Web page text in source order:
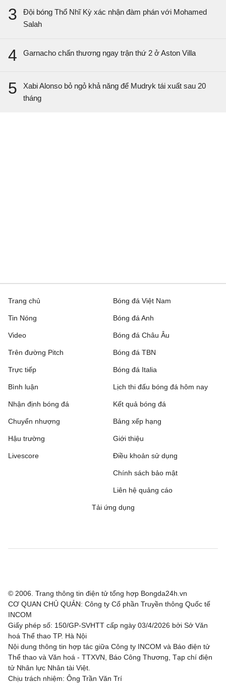
3
Đội bóng Thổ Nhĩ Kỳ xác nhận đàm phán với Mohamed
Salah
4 Garnacho chấn thương ngay trận thứ 2 ở Aston Villa
5
Xabi Alonso bỏ ngỏ khả năng để Mudryk tái xuất sau 20
tháng
Trang chủ
Tin Nóng
Video
Trên đường Pitch
Trực tiếp
Bóng đá Việt Nam
Bóng đá Anh
Bóng đá Châu Âu
Bóng đá TBN
Bóng đá Italia
Bình luận
Nhận định bóng đá
Chuyển nhượng
Hậu trường
Livescore
Lịch thi đấu bóng đá hôm nay
Kết quả bóng đá
Bảng xếp hạng
Giới thiệu
Điều khoản sử dụng
Chính sách bảo mật
Liên hệ quảng cáo
Tải ứng dụng
© 2006. Trang thông tin điện tử tổng hợp Bongda24h.vn
CƠ QUAN CHỦ QUẢN: Công ty Cổ phần Truyền thông Quốc tế
INCOM
Giấy phép số: 150/GP-SVHTT cấp ngày 03/4/2026 bởi Sở Văn
hoá Thể thao TP. Hà Nội
Nội dung thông tin hợp tác giữa Công ty INCOM và Báo điện tử
Thể thao và Văn hoá - TTXVN, Báo Công Thương, Tạp chí điện
tử Nhân lực Nhân tài Việt.
Chịu trách nhiệm: Ông Trần Văn Trí